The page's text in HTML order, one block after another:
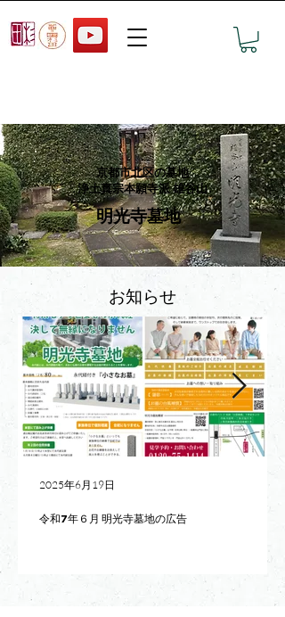
京都市北区の墓地
浄土真宗本願寺派 雄谷山
​明光寺墓地
お知らせ
令和7年６月 明光寺墓地の広告
2025年6月19日